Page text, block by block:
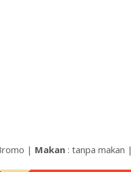
| Makan : tanpa makan |